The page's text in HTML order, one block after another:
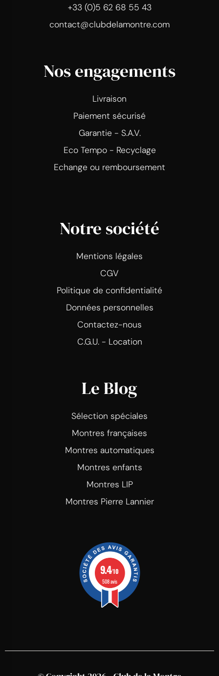
+33 (0)5 62 68 55 43
contact@clubdelamontre.com
Nos engagements
Livraison
Paiement sécurisé
Garantie - S.A.V.
Eco Tempo - Recyclage
Echange ou remboursement
Notre société
Mentions légales
CGV
Politique de confidentialité
Données personnelles
Contactez-nous
C.G.U. - Location
Le Blog
Sélection spéciales
Montres françaises
Montres automatiques
Montres enfants
Montres LIP
Montres Pierre Lannier
9.4/10
508 avis